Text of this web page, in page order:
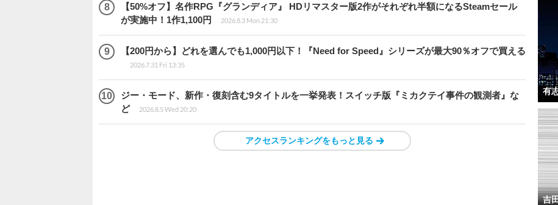
【50%オフ】名作RPG『グランディア』 HDリマスター版2作がそれぞれ半額になるSteamセール
が実施中！1作1,100円
2026.8.3 Mon 21:30
【200円から】どれを選んでも1,000円以下！『Need for Speed』シリーズが最大90％オフで買える
2026.7.31 Fri 13:35
ジー・モード、新作・復刻含む9タイトルを一挙発表！スイッチ版『ミカクテイ事件の観測者』な
ど
2026.8.5 Wed 20:20
アクセスランキングをもっと見る
有
吉